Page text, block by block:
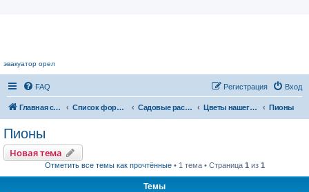
эвакуатор орел
FAQ Вход
Регистрация
Главная страница Список форумов Садовые растения Цветы нашего сада Пионы
Пионы
Новая тема
Отметить все темы как прочтённые• 1 тема • Страница 1 из 1
Темы